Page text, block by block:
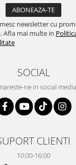
newsletter cu
Afla mai multe in
SOCIAL
ne in social media
CLIENTI
10:00-16:00